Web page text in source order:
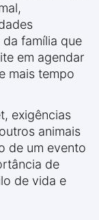
família que
em agendar
mais tempo
exigências
animais
de um evento
de
de vida e